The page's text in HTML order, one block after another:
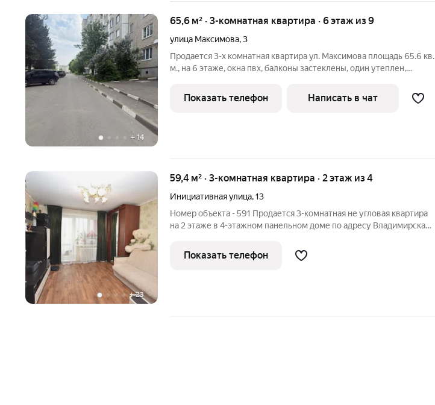
+ 14
65,6 м² · 3-комнатная квартира · 6 этаж из 9
улица Максимова,3
Продается 3-х комнатная квартира ул. Максимова площадь 65.6 кв.
м., на 6 этаже, окна пвх, балконы застеклены, один утеплен,
комнатах ламинат, на кухне плитка пол. Цена 4 млн. 400 тыс. руб.
Показать телефон Написать в чат
+23
59,4 м² · 3-комнатная квартира · 2 этаж из 4
Инициативная улица,13
Номер объекта - 591 Продается 3-комнатная не угловая квартира
на 2 этаже в 4-этажном панельном доме по адресу Владимирская
развивающемся районе города с полной инфраструктурой. В
шаговой
Показать телефон